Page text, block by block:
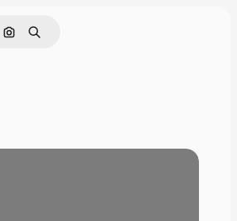
Поиск по изображению
Поиск